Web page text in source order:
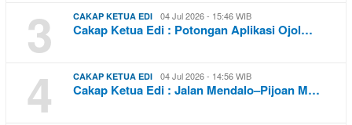
3 CAKAP KETUA EDI 04 Jul 2026 - 15:46 WIB
Cakap Ketua Edi : Potongan Aplikasi Ojol…
4 CAKAP KETUA EDI 04 Jul 2026 - 14:56 WIB
Cakap Ketua Edi : Jalan Mendalo–Pijoan M…